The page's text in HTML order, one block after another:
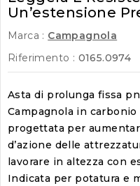
Un’estensione
Marca : Campagnola
Riferimento : 0165.0974
Asta di prolunga fissa
Campagnola in carbonio
progettata per
d’azione delle
lavorare in altezza con
Indicata per potatura e